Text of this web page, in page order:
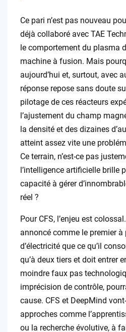
Ce pari n’est pas nouveau
déjà collaboré avec TAE
le comportement du plasma
machine à fusion. Mais
aujourd’hui et, surtout, avec
réponse repose sans doute
pilotage de ces réacteurs
l’ajustement du champ
la densité et des dizaines
atteint assez vite une
Ce terrain, n’est-ce pas
l’intelligence artificielle brille
capacité à gérer
réel ?
Pour CFS, l’enjeu est
annoncé comme le premier à
d’électricité que ce qu’il
qu’à deux tiers et doit entrer
moindre faux pas
imprécision de contrôle,
cause. CFS et DeepMind
approches comme
ou la recherche évolutive, à